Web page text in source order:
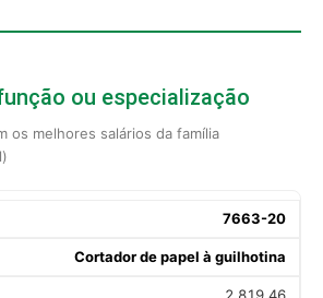
ou especialização
os melhores salários da família
7663-20
Cortador de papel à guilhotina
2.819,46